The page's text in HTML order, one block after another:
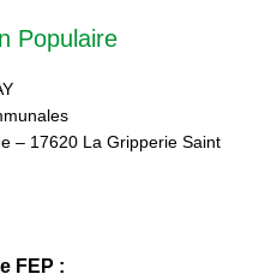
Populaire
– 17620 La Gripperie Saint
FEP :